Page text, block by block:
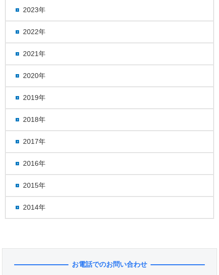
2023年
2022年
2021年
2020年
2019年
2018年
2017年
2016年
2015年
2014年
お電話でのお問い合わせ